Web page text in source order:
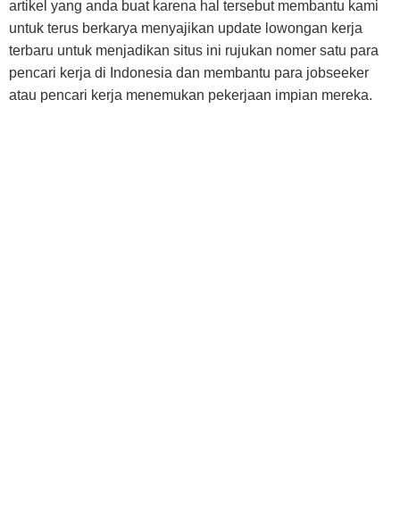
artikel yang anda buat karena hal tersebut membantu kami
untuk terus berkarya menyajikan update lowongan kerja
terbaru untuk menjadikan situs ini rujukan nomer satu para
pencari kerja di Indonesia dan membantu para jobseeker
atau pencari kerja menemukan pekerjaan impian mereka.